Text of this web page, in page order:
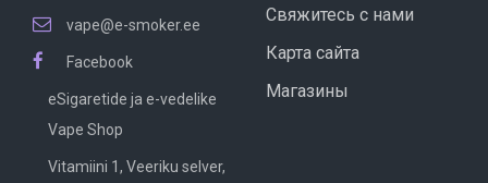
vape@e-smoker.ee
Facebook
eSigaretide ja e-vedelike
Vape Shop
Vitamiini 1, Veeriku selver,
Свяжитесь с нами
Карта сайта
Магазины